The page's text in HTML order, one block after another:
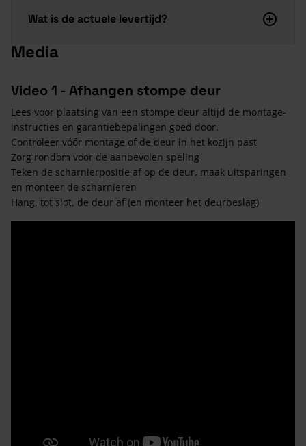
Wat is de actuele levertijd?
Media
Video 1 - Afhangen stompe deur
Lees voor plaatsing van een stompe deur altijd de montage-
instructies en garantiebepalingen goed door.
Controleer vóór montage of de deur in het kozijn past
Zorg rondom voor de aanbevolen speling
Teken de scharnierpositie af op de deur, maak uitsparingen
en monteer de scharnieren
Hang, tot slot, de deur af (en monteer het deurbeslag)